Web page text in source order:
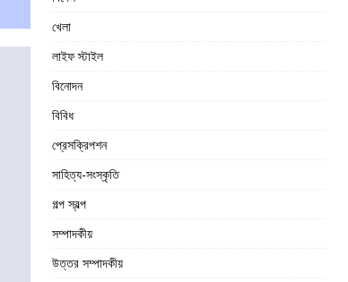
খেলা
লাইফ স্টাইল
বিনোদন
বিবিধ
প্রেসক্রিপশন
সাহিত্য-সংস্কৃতি
গল্প স্বল্প
সম্পাদকীয়
উত্তর সম্পাদকীয়